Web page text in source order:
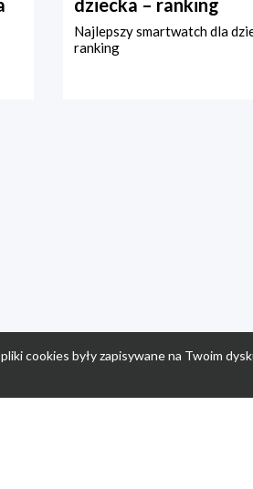
dziecka – ranking
Najlepszy smartwatch dla
ranking
cookies były zapisywane na Twoim